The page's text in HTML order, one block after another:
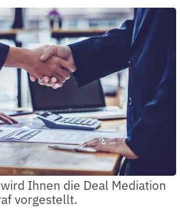
Ihnen die Deal Mediation
vorgestellt.